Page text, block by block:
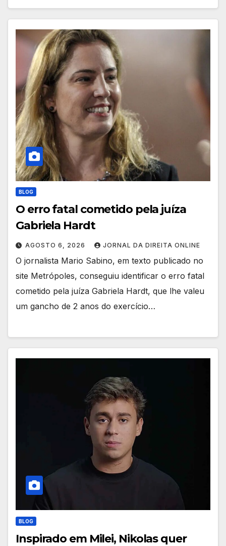
BLOG
O erro fatal cometido pela juíza
Gabriela Hardt
AGOSTO 6, 2026 JORNAL DA DIREITA ONLINE
O jornalista Mario Sabino, em texto publicado no
site Metrópoles, conseguiu identificar o erro fatal
cometido pela juíza Gabriela Hardt, que lhe valeu
um gancho de 2 anos do exercício…
BLOG
Inspirado em Milei, Nikolas quer